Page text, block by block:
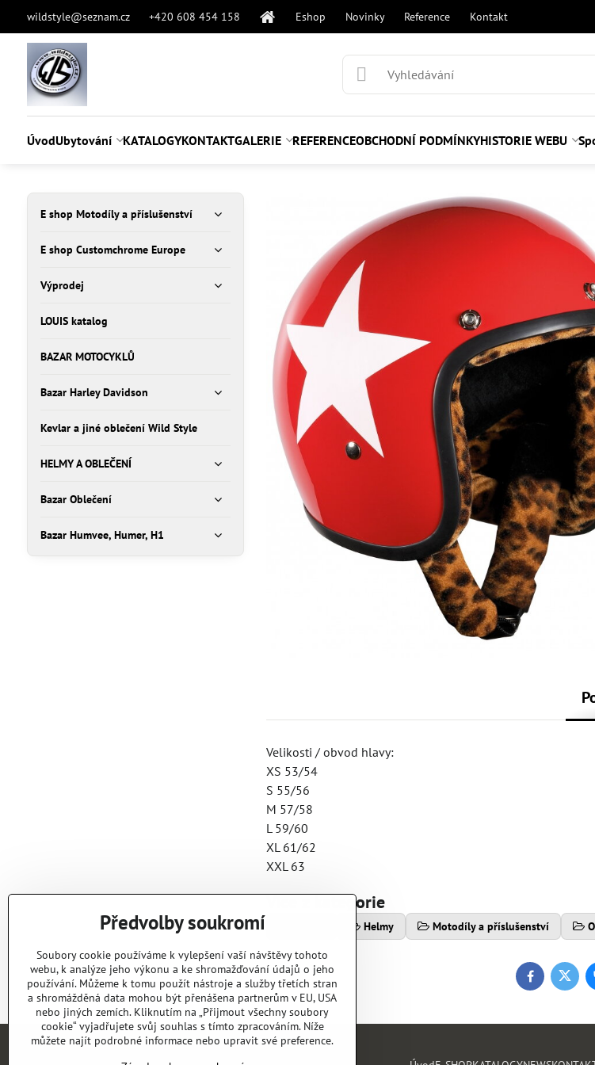
wildstyle@seznam.cz +420 608 454 158 Eshop Novinky Reference Kontakt
ÚvodUbytování KATALOGYKONTAKTGALERIE REFERENCEOBCHODNÍ PODMÍNKYHISTORIE WEBU
Velikosti / obvod hlavy:
XS 53/54
S 55/56
M 57/58
L 59/60
XL 61/62
XXL 63
Více z kategorie
Helmy Motodíly a příslušenství
Facebook
E shop Motodíly a příslušenství
E shop Customchrome Europe
Výprodej
LOUIS katalog
BAZAR MOTOCYKLŮ
Bazar Harley Davidson
Kevlar a jiné oblečení Wild Style
HELMY A OBLEČENÍ
Bazar Oblečení
Bazar Humvee, Humer, H1
Předvolby soukromí
Soubory cookie používáme k vylepšení vaší návštěvy tohoto
webu, k analýze jeho výkonu a ke shromažďování údajů o jeho
používání. Můžeme k tomu použít nástroje a služby třetích stran
a shromážděná data mohou být přenášena partnerům v EU, USA
nebo jiných zemích. Kliknutím na „Přijmout všechny soubory
cookie“ vyjadřujete svůj souhlas s tímto zpracováním. Níže
můžete najít podrobné informace nebo upravit své preference.